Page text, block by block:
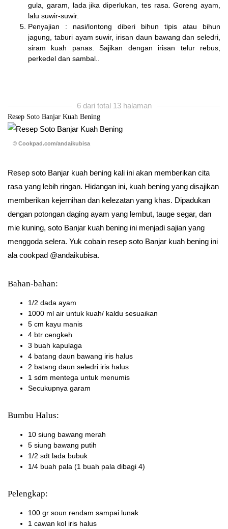
gula, garam, lada jika diperlukan, tes rasa. Goreng ayam,
lalu suwir-suwir.
Penyajian : nasi/lontong diberi bihun tipis atau bihun
jagung, taburi ayam suwir, irisan daun bawang dan seledri,
siram kuah panas. Sajikan dengan irisan telur rebus,
perkedel dan sambal..
6 dari total 13 halaman
Resep Soto Banjar Kuah Bening
© Cookpad.com/andaikubisa
Resep soto Banjar kuah bening kali ini akan memberikan cita
rasa yang lebih ringan. Hidangan ini, kuah bening yang disajikan
memberikan kejernihan dan kelezatan yang khas. Dipadukan
dengan potongan daging ayam yang lembut, tauge segar, dan
mie kuning, soto Banjar kuah bening ini menjadi sajian yang
menggoda selera. Yuk cobain resep soto Banjar kuah bening ini
ala cookpad @andaikubisa.
Bahan-bahan:
1/2 dada ayam
1000 ml air untuk kuah/ kaldu sesuaikan
5 cm kayu manis
4 btr cengkeh
3 buah kapulaga
4 batang daun bawang iris halus
2 batang daun seledri iris halus
1 sdm mentega untuk menumis
Secukupnya garam
Bumbu Halus:
10 siung bawang merah
5 siung bawang putih
1/2 sdt lada bubuk
1/4 buah pala (1 buah pala dibagi 4)
Pelengkap:
100 gr soun rendam sampai lunak
1 cawan kol iris halus